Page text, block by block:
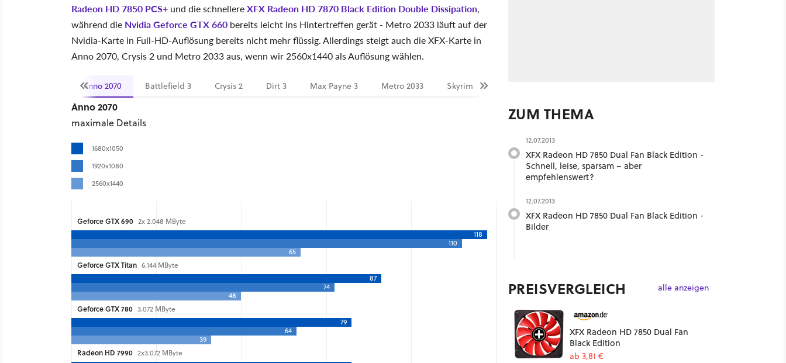
Radeon HD 7850 PCS+ und die schnellereXFX Radeon HD 7870 Black Edition Double Dissipation,
während die Nvidia Geforce GTX 660 bereits leicht ins Hintertreffen gerät - Metro 2033 läuft auf der
Nvidia-Karte in Full-HD-Auflösung bereits nicht mehr flüssig. Allerdings steigt auch die XFX-Karte in
Anno 2070, Crysis 2 und Metro 2033 aus, wenn wir 2560x1440 als Auflösung wählen.
Anno 2070 Battlefield 3 Crysis 2 Dirt 3 Max Payne 3 Metro 2033 Skyrim
Anno 2070
maximale Details
1680x1050
1920x1080
2560x1440
Geforce GTX 690 2x 2.048 MByte
118
110
65
Geforce GTX Titan 6.144 MByte
87
74
48
Geforce GTX 780 3.072 MByte
79
64
39
Radeon HD 7990 2x3.072 MByte
ZUM THEMA
12.07.2013
XFX Radeon HD 7850 Dual Fan Black Edition -
Schnell, leise, sparsam – aber
empfehlenswert?
12.07.2013
XFX Radeon HD 7850 Dual Fan Black Edition -
Bilder
PREISVERGLEICH alle anzeigen
XFX Radeon HD 7850 Dual Fan
Black Edition
ab 3,81 €